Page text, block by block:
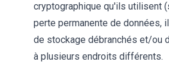
cryptographique qu'ils utilisent
perte permanente de
de stockage débranchés et/ou
à plusieurs endroits différents.